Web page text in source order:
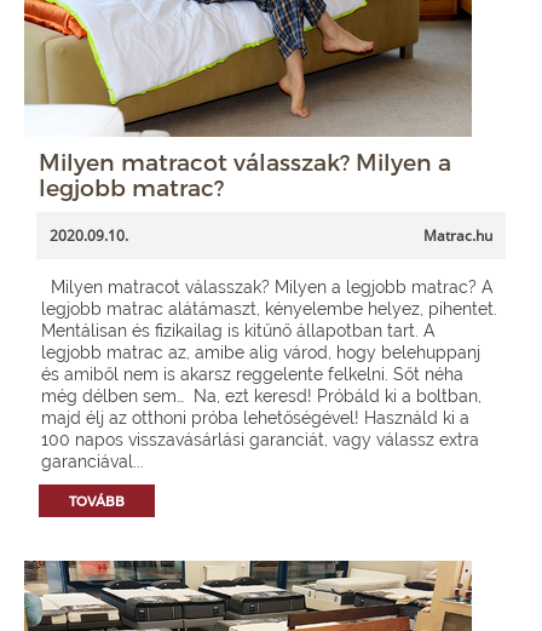
Milyen matracot válasszak? Milyen a
legjobb matrac?
2020.09.10. Matrac.hu
Milyen matracot válasszak? Milyen a legjobb matrac? A
legjobb matrac alátámaszt, kényelembe helyez, pihentet.
Mentálisan és fizikailag is kitűnő állapotban tart. A
legjobb matrac az, amibe alig várod, hogy belehuppanj
és amiből nem is akarsz reggelente felkelni. Sőt néha
még délben sem… Na, ezt keresd! Próbáld ki a boltban,
majd élj az otthoni próba lehetőségével! Használd ki a
100 napos visszavásárlási garanciát, vagy válassz extra
garanciával...
TOVÁBB